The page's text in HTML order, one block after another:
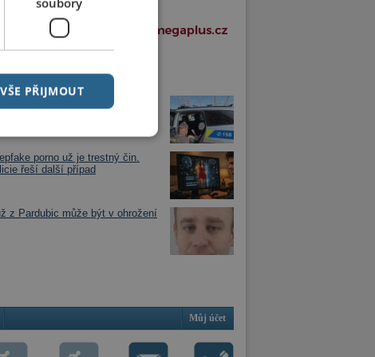
články v rubrice
rozjezdu vlaku zjistil, že má dítě
porno už je trestný čin.
řeší další případ
z Pardubic může být v ohrožení
Můj účet
VŠE PŘIJMOUT